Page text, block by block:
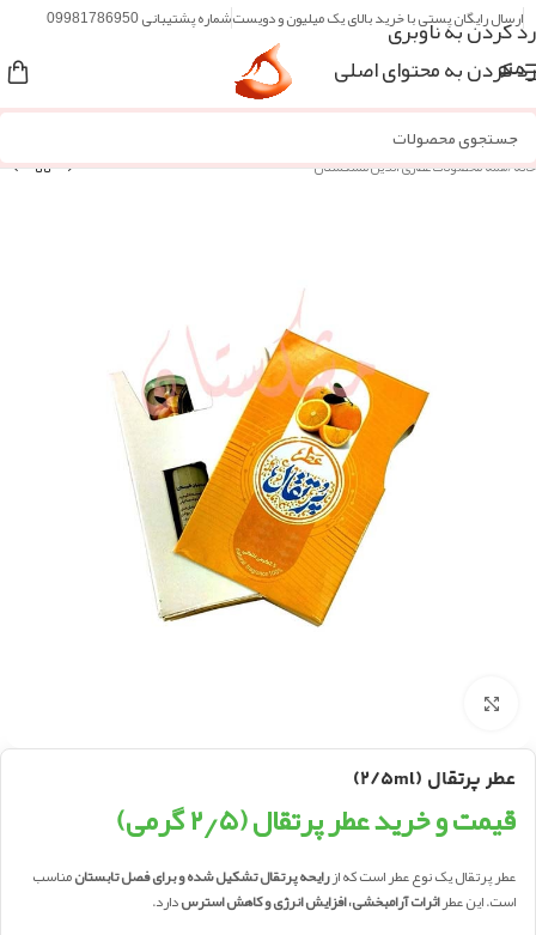
رد کردن به ناوبری
رد کردن به محتوای اصلی
ارسال رایگان پستی با خرید بالای یک میلیون و دویستشماره پشتیبانی 09981786950
منو
خانه/همه محصولات عطاری آنلاین مُشکستان
عطر پرتقال (۲/۵ml)
قیمت و خرید عطر پرتقال (۲٫۵ گرمی)
عطر پرتقال یک نوع عطر است که ازرایحه پرتقال تشکیل شده و برای فصل تابستانمناسب
است. این عطراثرات آرامبخشی، افزایش انرژی و کاهش استرسدارد.